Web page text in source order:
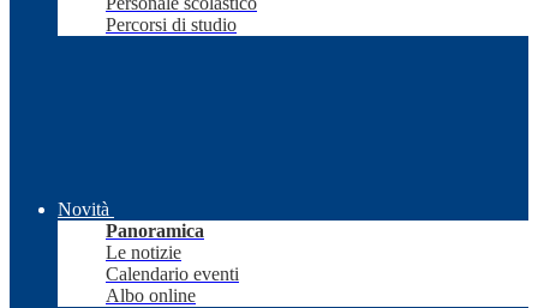
Percorsi di studio
Novità
Panoramica
Le notizie
Calendario eventi
Albo online